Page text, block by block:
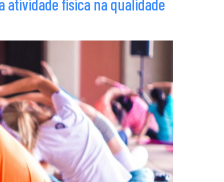
atividade física na qualidade